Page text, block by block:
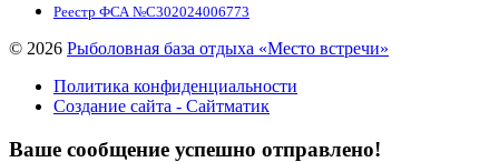
Реестр ФСА №С302024006773
© 2026 Рыболовная база отдыха «Место встречи»
Политика конфиденциальности
Создание сайта - Сайтматик
Ваше сообщение успешно отправлено!